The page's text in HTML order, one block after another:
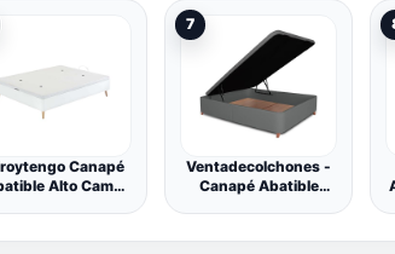
con 4
Inclinadas, Color
Blanco Mate
Capacidad, Base
Transpirable 3D,
Apertura Hidráulica,
Estructura
Reforzada, Varios
Tamaños y Colores -
con Montaje
Canapé
Alto Cama
Estilo
7
Ventadecolchones -
Canapé Abatible
Tejido 3D